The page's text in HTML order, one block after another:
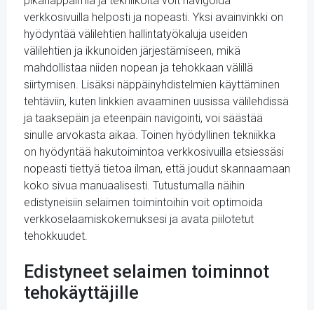
verkkosivuilla helposti ja nopeasti. Yksi avainvinkki on
hyödyntää välilehtien hallintatyökaluja useiden
välilehtien ja ikkunoiden järjestämiseen, mikä
mahdollistaa niiden nopean ja tehokkaan välillä
siirtymisen. Lisäksi näppäinyhdistelmien käyttäminen
tehtäviin, kuten linkkien avaaminen uusissa välilehdissä
ja taaksepäin ja eteenpäin navigointi, voi säästää
sinulle arvokasta aikaa. Toinen hyödyllinen tekniikka
on hyödyntää hakutoimintoa verkkosivuilla etsiessäsi
nopeasti tiettyä tietoa ilman, että joudut skannaamaan
koko sivua manuaalisesti. Tutustumalla näihin
edistyneisiin selaimen toimintoihin voit optimoida
verkkoselaamiskokemuksesi ja avata piilotetut
tehokkuudet.
Edistyneet selaimen toiminnot
tehokäyttäjille